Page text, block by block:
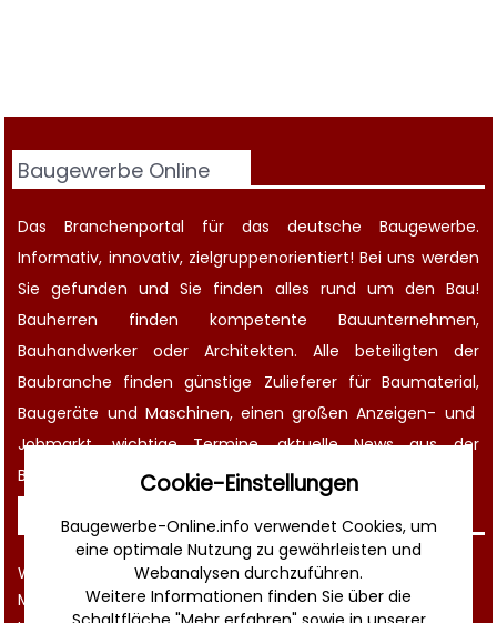
Baugewerbe Online
Das Branchenportal für das deutsche Baugewerbe.
Informativ, innovativ, zielgruppenorientiert! Bei uns werden
Sie gefunden und Sie finden alles rund um den Bau!
Bauherren finden kompetente Bauunternehmen,
Bauhandwerker oder Architekten. Alle beteiligten der
Baubranche finden günstige Zulieferer für Baumaterial,
Baugeräte und Maschinen, einen großenAnzeigen- und
Jobmarkt, wichtigeTermine, aktuelleNews aus der
Bauwirtschaft
und noch vieles mehr!
Sonstiges
Werbung
Musterverträge und Vorlagen
Cookie-Einstellungen
Baugewerbe-Online.info verwendet Cookies, um
eine optimale Nutzung zu gewährleisten und
Webanalysen durchzuführen.
Weitere Informationen finden Sie über die